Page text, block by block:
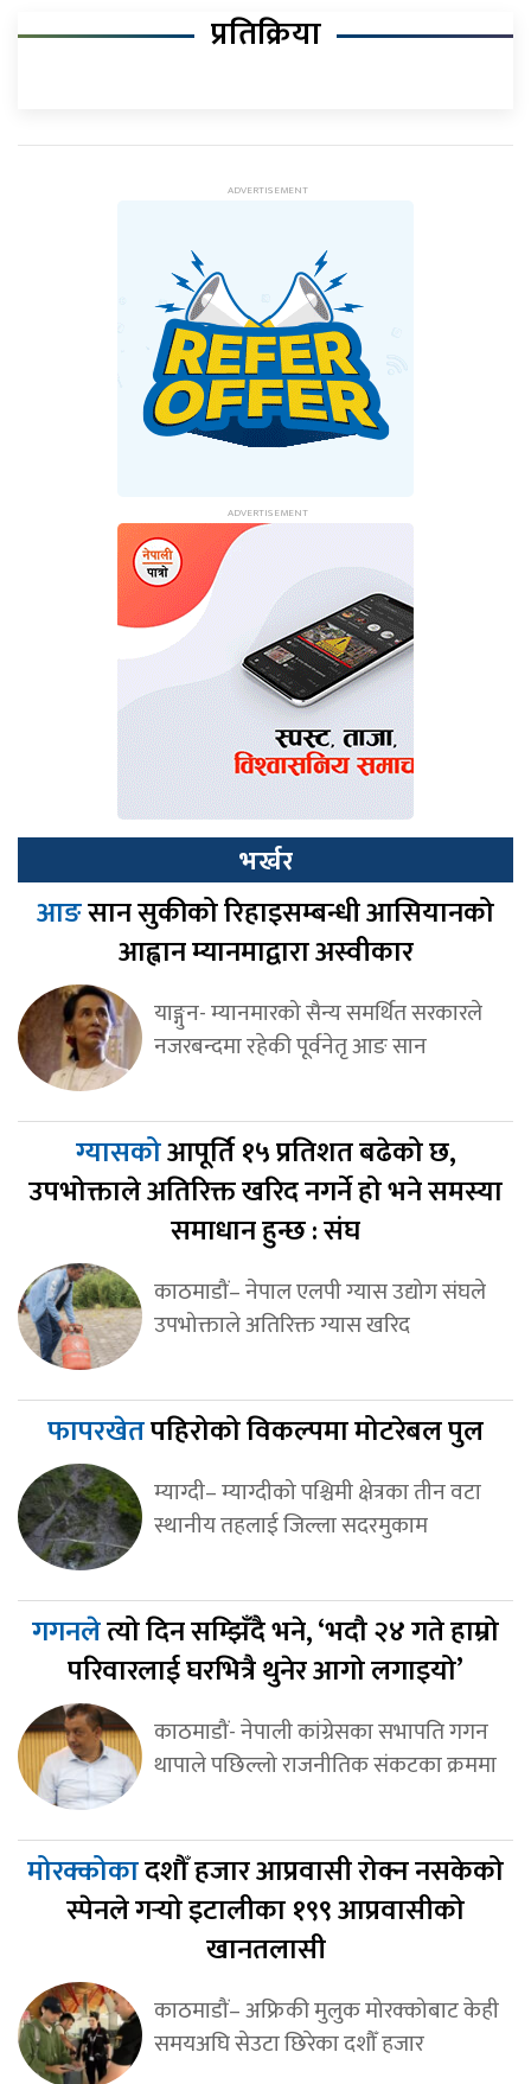
प्रतिक्रिया
भर्खर
आङसान सुकीको रिहाइसम्बन्धी आसियानको
आह्वान म्यानमाद्वारा अस्वीकार
याङ्गुन- म्यानमारको सैन्य समर्थित सरकारले
नजरबन्दमा रहेकी पूर्वनेतृ आङ सान
ग्यासकोआपूर्ति १५ प्रतिशत बढेको छ,
उपभोक्ताले अतिरिक्त खरिद नगर्ने हो भने समस्या
समाधान हुन्छ : संघ
काठमाडौं– नेपाल एलपी ग्यास उद्योग संघले
उपभोक्ताले अतिरिक्त ग्यास खरिद
फापरखेतपहिरोको विकल्पमा मोटरेबल पुल
म्याग्दी– म्याग्दीको पश्चिमी क्षेत्रका तीन वटा
स्थानीय तहलाई जिल्ला सदरमुकाम
गगनलेत्यो दिन सम्झिँदै भने, ‘भदौ २४ गते हाम्रो
परिवारलाई घरभित्रै थुनेर आगो लगाइयो’
काठमाडौं- नेपाली कांग्रेसका सभापति गगन
थापाले पछिल्लो राजनीतिक संकटका क्रममा
मोरक्कोकादशौँ हजार आप्रवासी रोक्न नसकेको
स्पेनले गर्‍यो इटालीका १९९ आप्रवासीको
खानतलासी
काठमाडौं– अफ्रिकी मुलुक मोरक्कोबाट केही
समयअघि सेउटा छिरेका दशौँ हजार